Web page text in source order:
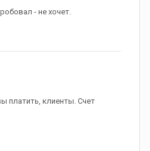
- не хочет.
платить, клиенты. Счет